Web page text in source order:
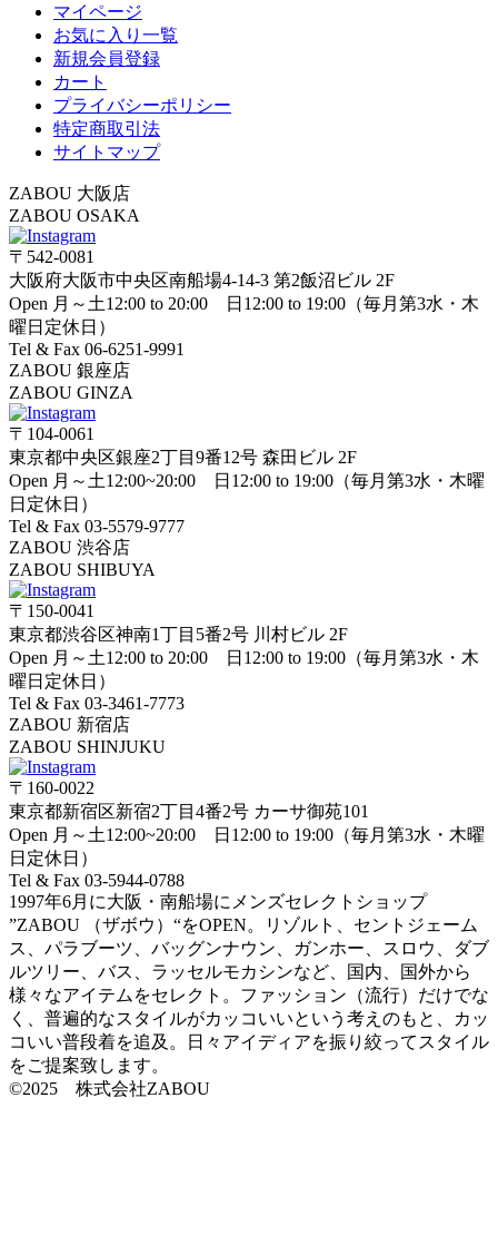
マイページ
お気に入り一覧
新規会員登録
カート
プライバシーポリシー
特定商取引法
サイトマップ
ZABOU 大阪店
ZABOU OSAKA
〒542-0081
大阪府大阪市中央区南船場4-14-3 第2飯沼ビル 2F
Open 月～土12:00 to 20:00 日12:00 to 19:00（毎月第3水・木
曜日定休日）
Tel & Fax 06-6251-9991
ZABOU 銀座店
ZABOU GINZA
〒104-0061
東京都中央区銀座2丁目9番12号 森田ビル 2F
Open 月～土12:00~20:00 日12:00 to 19:00（毎月第3水・木曜
日定休日）
Tel & Fax 03-5579-9777
ZABOU 渋谷店
ZABOU SHIBUYA
〒150-0041
東京都渋谷区神南1丁目5番2号 川村ビル 2F
Open 月～土12:00 to 20:00 日12:00 to 19:00（毎月第3水・木
曜日定休日）
Tel & Fax 03-3461-7773
ZABOU 新宿店
ZABOU SHINJUKU
〒160-0022
東京都新宿区新宿2丁目4番2号 カーサ御苑101
Open 月～土12:00~20:00 日12:00 to 19:00（毎月第3水・木曜
日定休日）
Tel & Fax 03-5944-0788
1997年6月に大阪・南船場にメンズセレクトショップ
”ZABOU （ザボウ）“をOPEN。リゾルト、セントジェーム
ス、パラブーツ、バッグンナウン、ガンホー、スロウ、ダブ
ルツリー、バス、ラッセルモカシンなど、国内、国外から
様々なアイテムをセレクト。ファッション（流行）だけでな
く、普遍的なスタイルがカッコいいという考えのもと、カッ
コいい普段着を追及。日々アイディアを振り絞ってスタイル
をご提案致します。
©2025 株式会社ZABOU